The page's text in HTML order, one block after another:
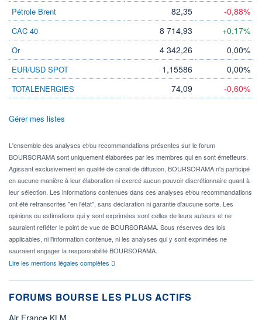
Pétrole Brent
82,35 -0,88%
CAC 40 8 714,93 +0,17%
Or 4 342,26 0,00%
EUR/USD SPOT 1,15586 0,00%
TOTALENERGIES 74,09 -0,60%
Gérer mes listes
L'ensemble des analyses et/ou recommandations présentes sur le forum
BOURSORAMA sont uniquement élaborées par les membres qui en sont émetteurs.
Agissant exclusivement en qualité de canal de diffusion, BOURSORAMA n'a participé
en aucune manière à leur élaboration ni exercé aucun pouvoir discrétionnaire quant à
leur sélection. Les informations contenues dans ces analyses et/ou recommandations
ont été retranscrites "en l'état", sans déclaration ni garantie d'aucune sorte. Les
opinions ou estimations qui y sont exprimées sont celles de leurs auteurs et ne
sauraient refléter le point de vue de BOURSORAMA. Sous réserves des lois
applicables, ni l'information contenue, ni les analyses qui y sont exprimées ne
sauraient engager la responsabilité BOURSORAMA.
Lire les mentions légales complètes
FORUMS BOURSE LES PLUS ACTIFS
Air France KLM